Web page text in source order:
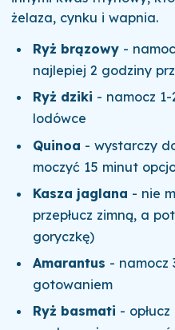
żelaza, cynku i wapnia.
Ryż brązowy -
najlepiej 2 godziny
Ryż dziki - namocz
lodówce
Quinoa - wystarczy
moczyć 15 minut
Kasza jaglana - nie
przepłucz zimną, a
goryczkę)
Amarantus - namocz
gotowaniem
Ryż basmati -